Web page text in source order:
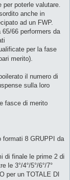
poterle valutare.
anche in
ad un FWP.
66 performers da
per la fase
merito).
il numero di
sulla loro
fasce di merito
formati 8 GRUPPI da
di finale le prime 2 di
le 3°/4°/5°/6°/7°
per un TOTALE DI